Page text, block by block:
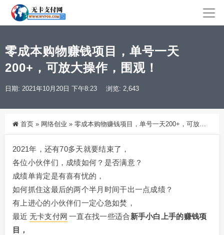
零成本购物赚钱项目，单号一天
200+，可放大操作，围观！
日期: 2021年10月20日 下午8:23 浏览: 2,643
首页 » 网络创业 » 零成本购物赚钱项目，单号一天200+，可放大操作，围观！
2021年，还有70多天就要结束了，
各位小伙伴们，成绩如何？是否满意？
成绩单肯定是有喜有忧的，
如何抓住这最后的两个半月时间干出一点成绩？
有上进心的小伙伴们一定心急如焚，
最近 无卡支付网 一直在找一些适合新手小白上手的赚钱项
目，